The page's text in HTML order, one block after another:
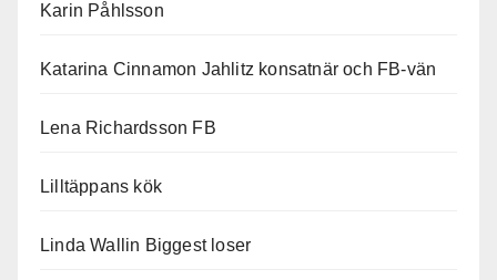
Karin Påhlsson
Katarina Cinnamon Jahlitz konsatnär och FB-vän
Lena Richardsson FB
Lilltäppans kök
Linda Wallin Biggest loser